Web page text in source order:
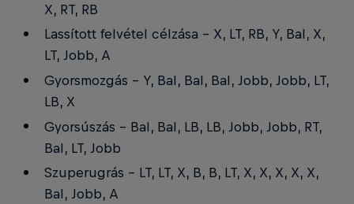
X, RT, RB
Lassított felvétel célzása - X, LT, RB, Y, Bal, X,
LT, Jobb, A
Gyorsmozgás - Y, Bal, Bal, Bal, Jobb, Jobb, LT,
LB, X
Gyorsúszás - Bal, Bal, LB, LB, Jobb, Jobb, RT,
Bal, LT, Jobb
Szuperugrás - LT, LT, X, B, B, LT, X, X, X, X, X,
Bal, Jobb, A